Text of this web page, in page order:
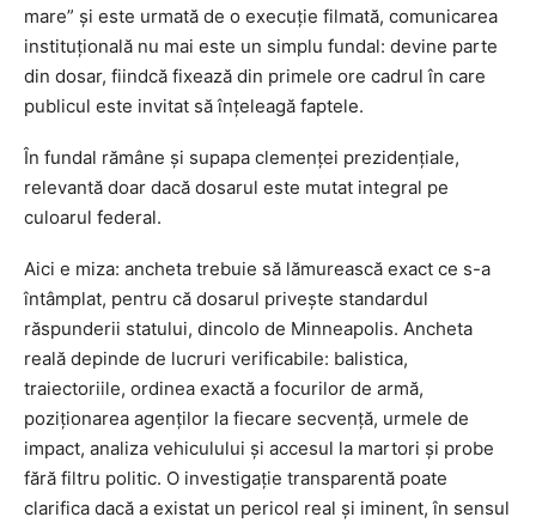
mare” și este urmată de o execuție filmată, comunicarea
instituțională nu mai este un simplu fundal: devine parte
din dosar, fiindcă fixează din primele ore cadrul în care
publicul este invitat să înțeleagă faptele.
În fundal rămâne și supapa clemenței prezidențiale,
relevantă doar dacă dosarul este mutat integral pe
culoarul federal.
Aici e miza: ancheta trebuie să lămurească exact ce s-a
întâmplat, pentru că dosarul privește standardul
răspunderii statului, dincolo de Minneapolis. Ancheta
reală depinde de lucruri verificabile: balistica,
traiectoriile, ordinea exactă a focurilor de armă,
poziționarea agenților la fiecare secvență, urmele de
impact, analiza vehiculului și accesul la martori și probe
fără filtru politic. O investigație transparentă poate
clarifica dacă a existat un pericol real și iminent, în sensul